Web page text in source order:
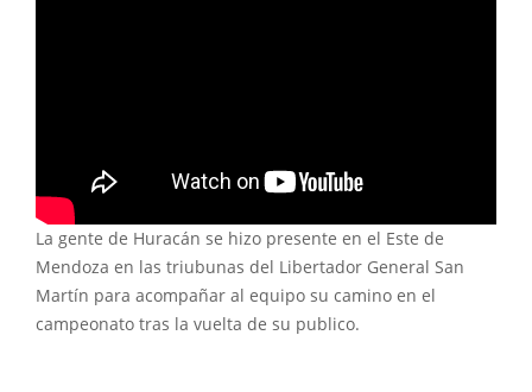
La gente de Huracán se hizo presente en el Este de
Mendoza en las triubunas del Libertador General San
Martín para acompañar al equipo su camino en el
campeonato tras la vuelta de su publico.